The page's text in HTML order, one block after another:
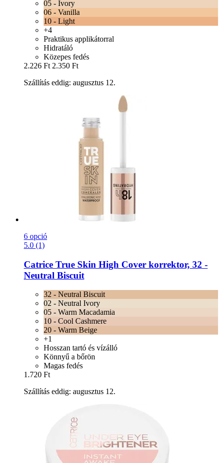
05 - Ivory
06 - Vanilla
10 - Light
+4
Praktikus applikátorral
Hidratáló
Közepes fedés
2.226 Ft 2.350 Ft
Szállítás eddig: augusztus 12.
6 opció
5.0 (1)
Catrice True Skin High Cover korrektor, 32 -​
Neutral Biscuit
32 - Neutral Biscuit
02 - Neutral Ivory
05 - Warm Macadamia
10 - Cool Cashmere
20 - Warm Beige
+1
Hosszan tartó és vízálló
Könnyű a bőrön
Magas fedés
1.720 Ft
Szállítás eddig: augusztus 12.